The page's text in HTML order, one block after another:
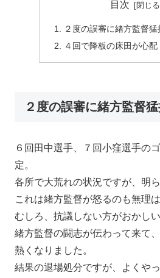
目次
２度の誤審に緒方監督
４回で降板の床田が心
２度の誤審に緒方監督
６回田中選手、７回小窪選手の
定。
各所で大荒れの状況ですが、明
これは緒方監督が怒るのも無理
むしろ、抗議しない方がおかしい
緒方監督の闘志が伝わって来て
熱くなりました。
結果の退場処分ですが、よくや